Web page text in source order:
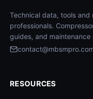
Technical data, tools and
professionals.
guides, and maintenance
RESOURCES